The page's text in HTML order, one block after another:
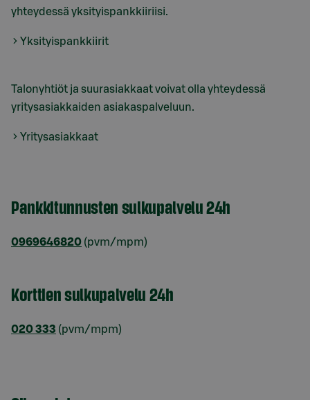
yhteydessä yksityispankkiiriisi.
Yksityispankkiirit
Talonyhtiöt ja suurasiakkaat voivat olla yhteydessä
yritysasiakkaiden asiakaspalveluun.
Yritysasiakkaat
Pankkitunnusten sulkupalvelu 24h
0969646820 (pvm/mpm)
Korttien sulkupalvelu 24h
020 333 (pvm/mpm)